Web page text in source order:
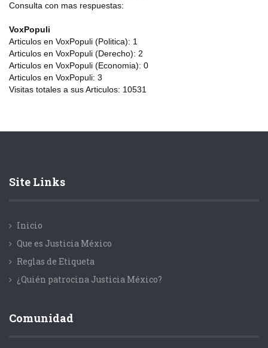
Consulta con mas respuestas:
VoxPopuli
Articulos en VoxPopuli (Politica): 1
Articulos en VoxPopuli (Derecho): 2
Articulos en VoxPopuli (Economia): 0
Articulos en VoxPopuli: 3
Visitas totales a sus Articulos: 10531
Site Links
Inicio
Que es Justicia México
Reglas de Etiqueta
¿Quién patrocina Justicia México?
Comunidad